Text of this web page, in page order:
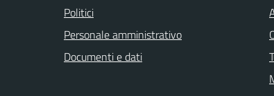
Politici
Personale amministrativo
Documenti e dati